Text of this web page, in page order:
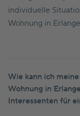
individuelle
Wohnung in
Wie kann ich
Wohnung in
Interessenten für